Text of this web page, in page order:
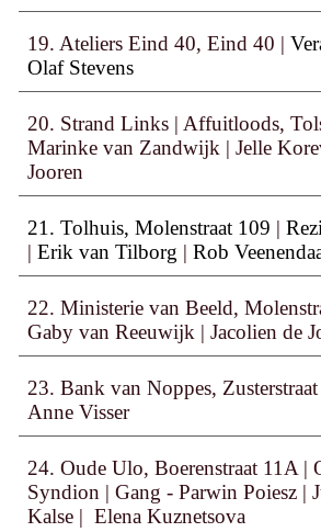
19. Ateliers Eind40, Eind40 |
Olaf Stevens
20. Strand Links | Affuitloods,
Marinke van Zandwijk |Jelle
Jooren
21 . Tolhuis, Molenstraat 109 |
| Erik van Tilborg |Rob
22. Ministerie van Beeld,
Gaby van Reeuwijk | Jacolien de
23. Bank van Noppes,
Anne Visser
24. Oude Ulo, Boerenstraat 11A |
Syndion | Gang -ParwinPoiesz |
Kalse | Elena Kuznetsova